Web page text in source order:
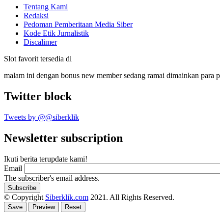
Tentang Kami
Redaksi
Pedoman Pemberitaan Media Siber
Kode Etik Jurnalistik
Discalimer
Slot favorit tersedia di
malam ini dengan bonus new member sedang ramai dimainkan para
Twitter block
Tweets by @@siberklik
Newsletter subscription
Ikuti berita terupdate kami!
Email
The subscriber's email address.
© Copyright Siberklik.com 2021. All Rights Reserved.